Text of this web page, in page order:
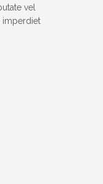
vel
imperdiet